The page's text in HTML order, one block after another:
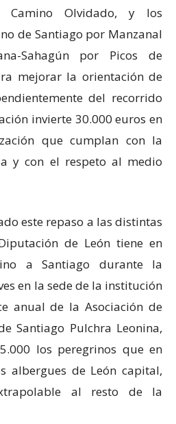
Olvidado, y los
de Santiago por Manzanal
Sahagún por Picos de
mejorar la orientación de
del recorrido
invierte 30.000 euros en
que cumplan con la
y con el respeto al medio
este repaso a las distintas
de León tiene en
a Santiago durante la
en la sede de la institución
anual de la Asociación de
Santiago Pulchra Leonina,
los peregrinos que en
albergues de León capital,
al resto de la